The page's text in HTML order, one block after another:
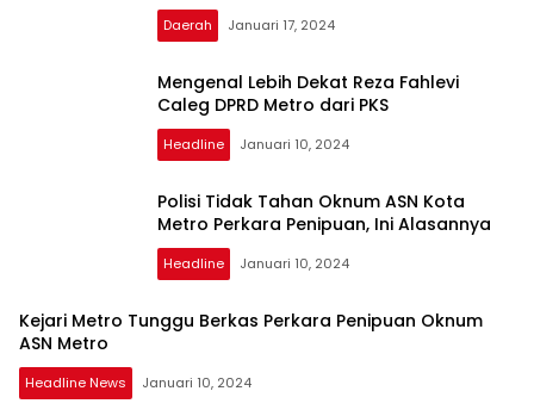
Daerah Januari 17, 2024
Mengenal Lebih Dekat Reza Fahlevi
Caleg DPRD Metro dari PKS
Headline Januari 10, 2024
Polisi Tidak Tahan Oknum ASN Kota
Metro Perkara Penipuan, Ini Alasannya
Headline Januari 10, 2024
Kejari Metro Tunggu Berkas Perkara Penipuan Oknum
ASN Metro
Headline News Januari 10, 2024